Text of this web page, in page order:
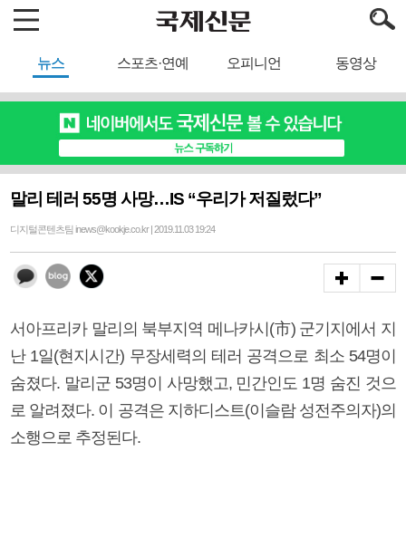
뉴스 스포츠·연예 오피니언 동영상
말리 테러 55명 사망…IS “우리가 저질렀다”
디지털콘텐츠팀 inews@kookje.co.kr | 2019.11.03 19:24
서아프리카 말리의 북부지역 메나카시(市) 군기지에서 지
난 1일(현지시간) 무장세력의 테러 공격으로 최소 54명이
숨졌다. 말리군 53명이 사망했고, 민간인도 1명 숨진 것으
로 알려졌다. 이 공격은 지하디스트(이슬람 성전주의자)의
소행으로 추정된다.